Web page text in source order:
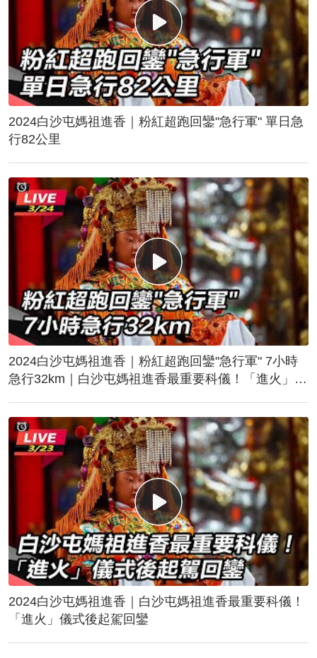
2024白沙屯媽祖進香｜粉紅超跑回鑾"急行軍" 單日急
行82公里
2024白沙屯媽祖進香｜粉紅超跑回鑾"急行軍" 7小時
急行32km｜白沙屯媽祖進香最重要科儀！「進火」儀
2024白沙屯媽祖進香｜白沙屯媽祖進香最重要科儀！
「進火」儀式後起駕回鑾